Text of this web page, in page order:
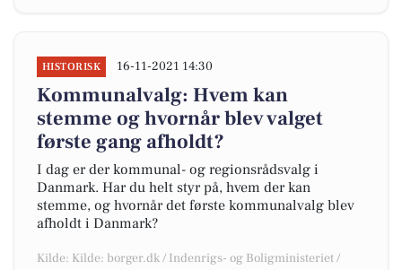
HISTORISK 16-11-2021 14:30
Kommunalvalg: Hvem kan
stemme og hvornår blev valget
første gang afholdt?
I dag er der kommunal- og regionsrådsvalg i
Danmark. Har du helt styr på, hvem der kan
stemme, og hvornår det første kommunalvalg blev
afholdt i Danmark?
Kilde: Kilde: borger.dk / Indenrigs- og Boligministeriet /